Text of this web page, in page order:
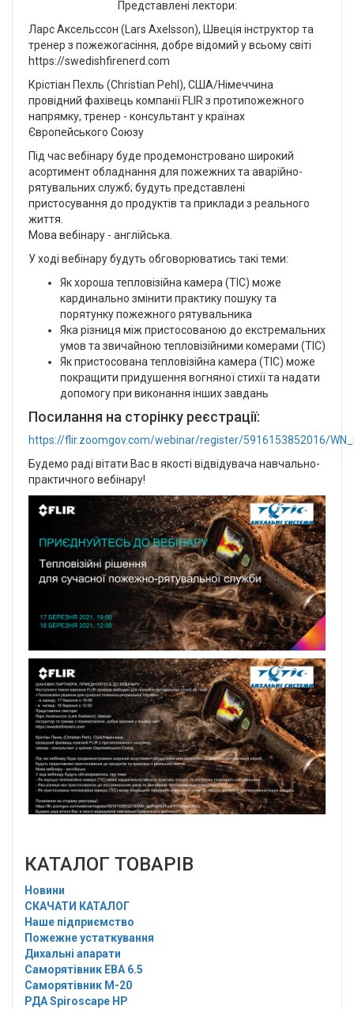
Представлені лектори:
Ларс Аксельссон (Lars Axelsson), Швеція інструктор та
тренер з пожежогасіння, добре відомий у всьому світі
https://swedishfirenerd.com
Крістіан Пехль (Christian Pehl), США/Німеччина
провідний фахівець компанії FLIR з протипожежного
напрямку, тренер - консультант у країнах
Європейського Союзу
Під час вебінару буде продемонстровано широкий
асортимент обладнання для пожежних та аварійно-
рятувальних служб; будуть представлені
пристосування до продуктів та приклади з реального
життя.
Мова вебінару - англійська.
У ході вебінару будуть обговорюватись такі теми:
Як хороша тепловізійна камера (TIC) може
кардинально змінити практику пошуку та
порятунку пожежного рятувальника
Яка різниця між пристосованою до екстремальних
умов та звичайною тепловізійними комерами (TIC)
Як пристосована тепловізійна камера (TIC) може
покращити придушення вогняної стихії та надати
допомогу при виконання інших завдань
Посилання на сторінку реєстрації:
https://flir.zoomgov.com/webinar/register/5916153852016/
Будемо раді вітати Вас в якості відвідувача навчально-
практичного вебінару!
КАТАЛОГ ТОВАРІВ
Новини
СКАЧАТИ КАТАЛОГ
Наше підприємство
Пожежне устаткування
Дихальні апарати
Саморятівник EBA 6.5
Саморятівник M-20
РДА Spiroscape HP